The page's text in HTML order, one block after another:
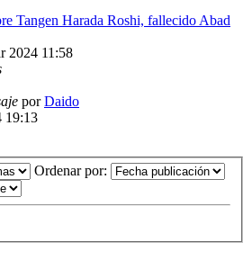
Tangen Harada Roshi, fallecido Abad
2024 11:58
porDaido
19:13
Ordenar por: